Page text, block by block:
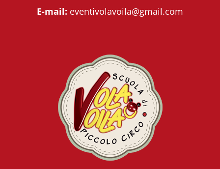
E-mail: eventivolavoila@gmail.com